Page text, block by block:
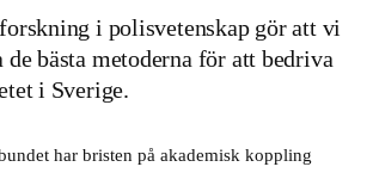
i polisvetenskap gör att vi
de bästa metoderna för att bedriva
i Sverige.
har bristen på akademisk koppling